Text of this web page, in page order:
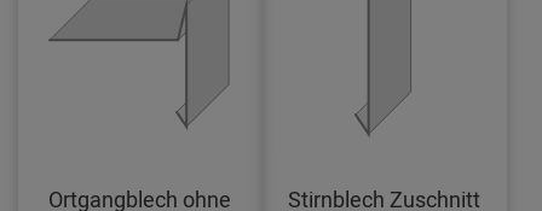
Ortgangblech ohne Stirnblech Zuschnitt